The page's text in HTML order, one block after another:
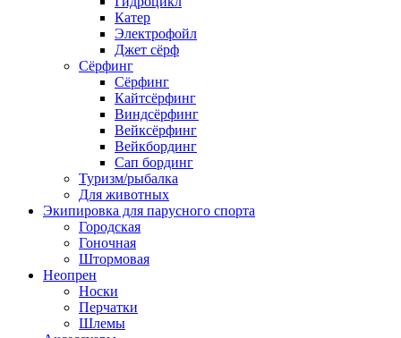
Катер
Электрофойл
Джет сёрф
Сёрфинг
Сёрфинг
Кайтсёрфинг
Виндсёрфинг
Вейксёрфинг
Вейкбординг
Сап бординг
Туризм/рыбалка
Для животных
Экипировка для парусного спорта
Городская
Гоночная
Штормовая
Неопрен
Носки
Перчатки
Шлемы